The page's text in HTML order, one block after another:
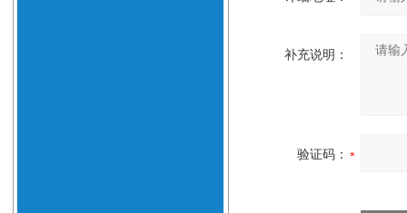
补充说明：
验证码：